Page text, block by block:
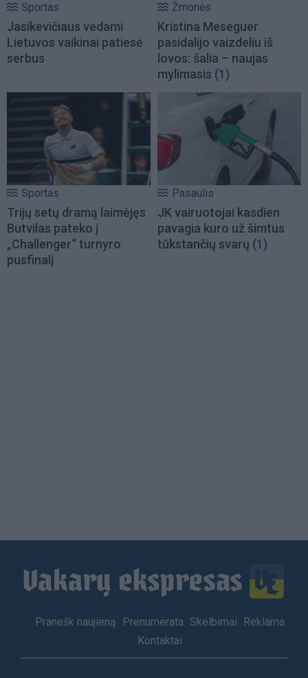
Sportas
Jasikevičiaus vedami
Lietuvos vaikinai patiesė
serbus
Žmonės
Kristina Meseguer
pasidalijo vaizdeliu iš
lovos: šalia – naujas
mylimasis (1)
Sportas
Trijų setų dramą laimėjęs
Butvilas pateko į
„Challenger“ turnyro
pusfinalį
Pasaulis
JK vairuotojai kasdien
pavagia kuro už šimtus
tūkstančių svarų (1)
Footer
Pranešk naujieną Prenumerata Skelbimai
Reklama
Kontaktai